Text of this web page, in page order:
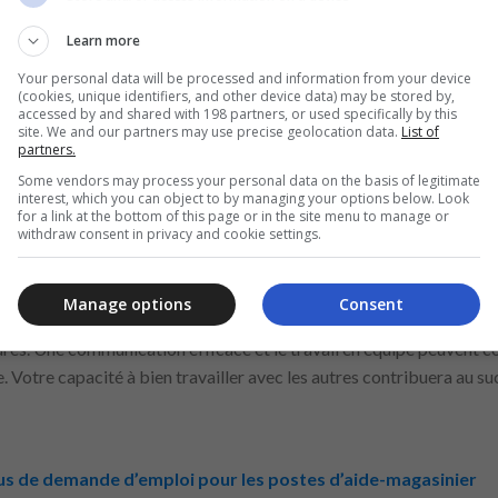
protocoles et les procédures de nettoyage du magasin.
et utilisez-les pour améliorer vos performances. Être proactif et
rôle.
de nettoyage offre des opportunités d’amélioration continue et
programmes de formation ou des ateliers pour vous aider à
des protocoles de sécurité. Profitez de ces opportunités pour
pratiques et produits de nettoyage garantira que vous
de travail en équipe
soit de maintenir la propreté, travailler efficacement avec vos
relations avec les membres de votre équipe et collaborez pour
Une communication efficace et le travail en équipe peuvent
capacité à bien travailler avec les autres contribuera au
de demande d’emploi pour les postes d’aide-magasinier
Learn more
Your personal data will be processed and information from your device
(cookies, unique identifiers, and other device data) may be stored by,
accessed by and shared with 198 partners, or used specifically by this
site. We and our partners may use precise geolocation data. List of
partners.
Some vendors may process your personal data on the basis of legitimate
interest, which you can object to by managing your options below. Look
for a link at the bottom of this page or in the site menu to manage or
withdraw consent in privacy and cookie settings.
Consent
Manage options